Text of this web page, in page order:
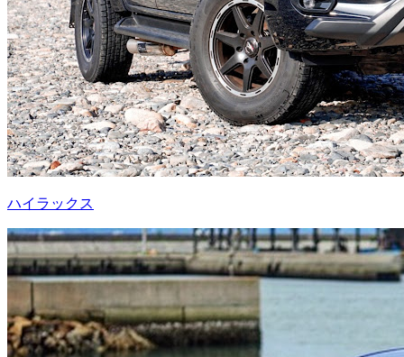
ハイラックス